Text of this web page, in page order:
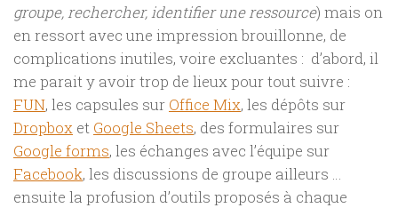
groupe, rechercher, identifier une ressource) mais on
en ressort avec une impression brouillonne, de
complications inutiles, voire excluantes : d’abord, il
me parait y avoir trop de lieux pour tout suivre :
FUN, les capsules sur Office Mix, les dépôts sur
Dropbox et Google Sheets, des formulaires sur
Google forms, les échanges avec l’équipe sur
Facebook, les discussions de groupe ailleurs …
ensuite la profusion d’outils proposés à chaque